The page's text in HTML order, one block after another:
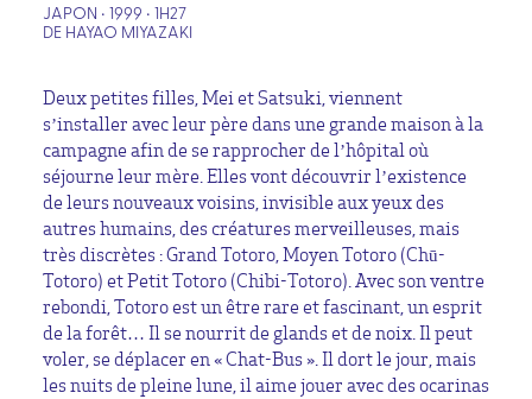
JAPON • 1999 • 1H27
DE HAYAO MIYAZAKI
Deux petites filles, Mei et Satsuki, viennent
s’installer avec leur père dans une grande maison à la
campagne afin de se rapprocher de l’hôpital où
séjourne leur mère. Elles vont découvrir l’existence
de leurs nouveaux voisins, invisible aux yeux des
autres humains, des créatures merveilleuses, mais
très discrètes : Grand Totoro, Moyen Totoro (Chū-
Totoro) et Petit Totoro (Chibi-Totoro). Avec son ventre
rebondi, Totoro est un être rare et fascinant, un esprit
de la forêt… Il se nourrit de glands et de noix. Il peut
voler, se déplacer en « Chat-Bus ». Il dort le jour, mais
les nuits de pleine lune, il aime jouer avec des ocarinas